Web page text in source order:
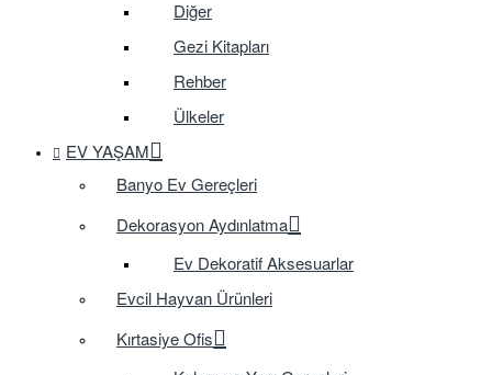
Diğer
Gezi Kitapları
Rehber
Ülkeler
EV YAŞAM
Banyo Ev Gereçleri
Dekorasyon Aydınlatma
Ev Dekoratif Aksesuarlar
Evcil Hayvan Ürünleri
Kırtasiye Ofis